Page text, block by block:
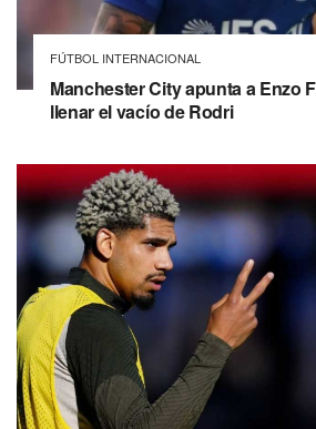
FÚTBOL INTERNACIONAL
Manchester City apunta a Enzo
llenar el vacío de Rodri